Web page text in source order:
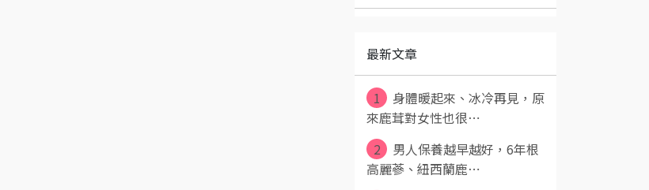
最新文章
1
身體暖起來、冰冷再見，原
來鹿茸對女性也很⋯
2
男人保養越早越好，6年根
高麗蔘、紐西蘭鹿⋯